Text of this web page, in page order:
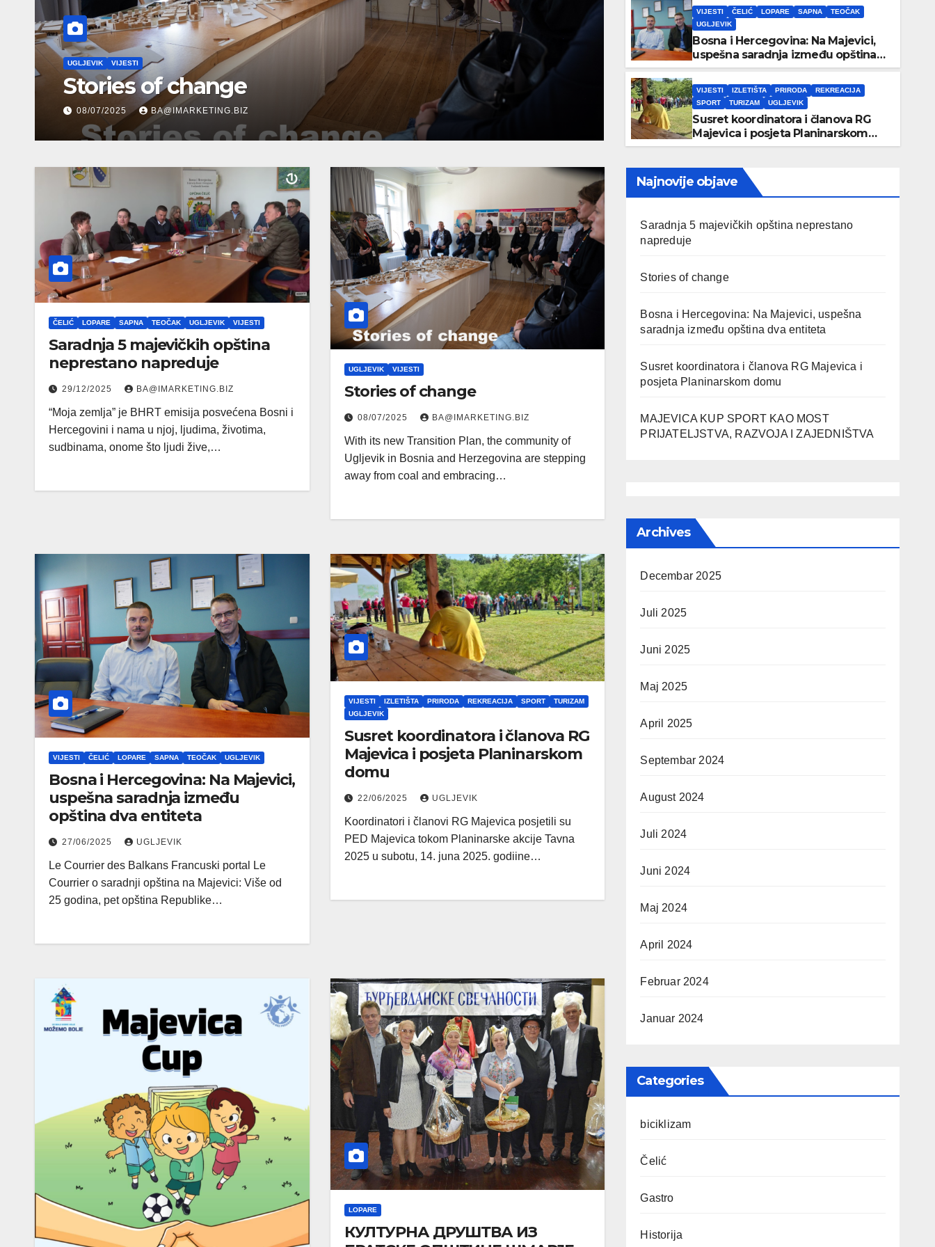
VIJESTI ČELIĆ LOPARE TEOČAK UGLJEVIK
Bosna i Hercegovina: Na Majevici, uspešna
saradnja između opština dva entiteta
27/06/2025 UGLJEVIK
VIJESTI IZLETIŠTA PRIRODA REKREACIJA SPORT TURIZAM
Susret koordinatora i
posjeta Planinarskom domu
22/06/2025 UGLJEVIK
VIJESTI ČELIĆ LOPARE SAPNA
TEOČAK
UGLJEVIK
Bosna i Hercegovina: Na Majevici,
uspešna saradnja između opština
dva entiteta
VIJESTI IZLETIŠTA PRIRODA
REKREACIJA
SPORT
TURIZAM UGLJEVIK
Susret koordinatora i članova RG
Majevica i posjeta Planinarskom
domu
ČELIĆ LOPARE SAPNA TEOČAK UGLJEVIK VIJESTI
Saradnja 5 majevičkih opština
neprestano napreduje
29/12/2025 BA@IMARKETING.BIZ
“Moja zemlja” je BHRT emisija posvećena Bosni i
Hercegovini i nama u njoj, ljudima, životima,
sudbinama, onome što ljudi žive,…
UGLJEVIK VIJESTI
Stories of change
08/07/2025 BA@IMARKETING.BIZ
With its new Transition Plan, the community of
Ugljevik in Bosnia and Herzegovina are stepping
away from coal and embracing…
VIJESTI ČELIĆ LOPARE SAPNA TEOČAK UGLJEVIK
Bosna i Hercegovina: Na Majevici,
uspešna saradnja između
opština dva entiteta
27/06/2025 UGLJEVIK
Le Courrier des Balkans Francuski portal Le
Courrier o saradnji opština na Majevici: Više od
25 godina, pet opština Republike…
VIJESTI IZLETIŠTA PRIRODA REKREACIJA SPORT
TURIZAM
UGLJEVIK
Susret koordinatora i članova RG
Majevica i posjeta Planinarskom
domu
22/06/2025 UGLJEVIK
Koordinatori i članovi RG Majevica posjetili su
PED Majevica tokom Planinarske akcije Tavna
2025 u subotu, 14. juna 2025. godiine…
LOPARE
КУЛТУРНА ДРУШТВА ИЗ
Najnovije objave
Saradnja 5 majevičkih opština neprestano
napreduje
Stories of change
Bosna i Hercegovina: Na Majevici, uspešna
saradnja između opština dva entiteta
Susret koordinatora i članova RG Majevica i
posjeta Planinarskom domu
MAJEVICA KUP SPORT KAO MOST
PRIJATELJSTVA, RAZVOJA I ZAJEDNIŠTVA
Archives
Decembar 2025
Juli 2025
Juni 2025
Maj 2025
April 2025
Septembar 2024
August 2024
Juli 2024
Juni 2024
Maj 2024
April 2024
Februar 2024
Januar 2024
Categories
biciklizam
Čelić
Gastro
Historija